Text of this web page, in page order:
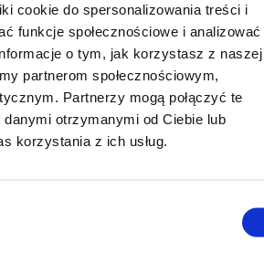
cookie do spersonalizowania treści i
funkcje społecznościowe i
o tym, jak korzystasz z naszej
partnerom społecznościowym,
Partnerzy mogą połączyć te
otrzymanymi od Ciebie lub
korzystania z ich usług.
| HCT/